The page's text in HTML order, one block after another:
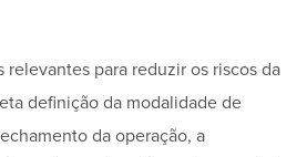
relevantes para reduzir os riscos da
definição da modalidade de
da operação, a